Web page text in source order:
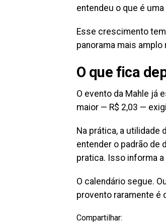
entendeu o que é
Esse crescimento
panorama mais amplo
O que fica
O evento da Mahle já
maior — R$ 2,03 —
Na prática, a utilidade
entender o padrão de
pratica. Isso informa
O calendário segue.
provento raramente é
Compartilhar: